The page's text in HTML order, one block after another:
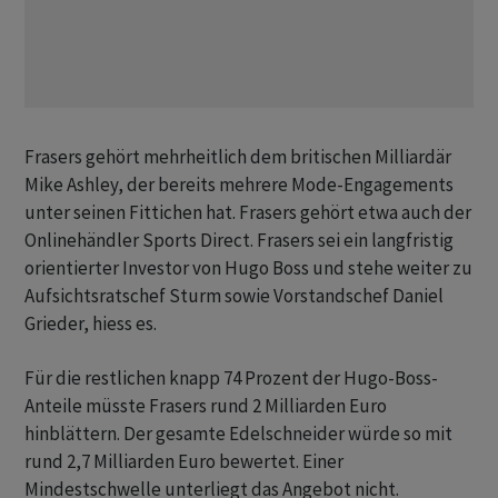
Frasers gehört mehrheitlich dem britischen Milliardär
Mike Ashley, der bereits mehrere Mode-Engagements
unter seinen Fittichen hat. Frasers gehört etwa auch der
Onlinehändler Sports Direct. Frasers sei ein langfristig
orientierter Investor von Hugo Boss und stehe weiter zu
Aufsichtsratschef Sturm sowie Vorstandschef Daniel
Grieder, hiess es.
Für die restlichen knapp 74 Prozent der Hugo-Boss-
Anteile müsste Frasers rund 2 Milliarden Euro
hinblättern. Der gesamte Edelschneider würde so mit
rund 2,7 Milliarden Euro bewertet. Einer
Mindestschwelle unterliegt das Angebot nicht.